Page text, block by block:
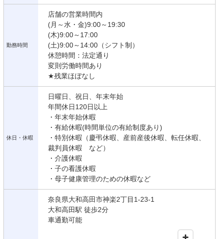
勤務時間
店舗の営業時間内
(月～水・金)9:00～19:30
(木)9:00～17:00
(土)9:00～14:00（シフト制）
休憩時間：法定通り
変則労働時間あり
★残業ほぼなし
休日・休暇
日曜日、祝日、年末年始
年間休日120日以上
・年末年始休暇
・有給休暇(時間単位の有給制度あり)
・特別休暇（慶弔休暇、産前産後休暇、転任休暇、
裁判員休暇 など）
・介護休暇
・子の看護休暇
・母子健康管理のための休暇など
奈良県大和高田市神楽2丁目1-23-1
大和高田駅 徒歩2分
車通勤可能